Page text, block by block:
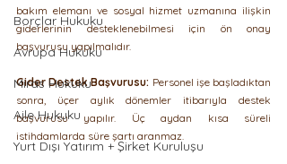
Borçlar Hukuku
Avrupa Hukuku
Miras Hukuku
Aile Hukuku
Yurt Dışı Yatırım + Şirket Kuruluşu
bakım elemanı ve sosyal hizmet uzmanına ilişkin
giderlerinin desteklenebilmesi için ön onay
başvurusu yapılmalıdır.
Gider Destek Başvurusu: Personel işe başladıktan
sonra, üçer aylık dönemler itibarıyla destek
başvurusu yapılır. Üç aydan kısa süreli
istihdamlarda süre şartı aranmaz.